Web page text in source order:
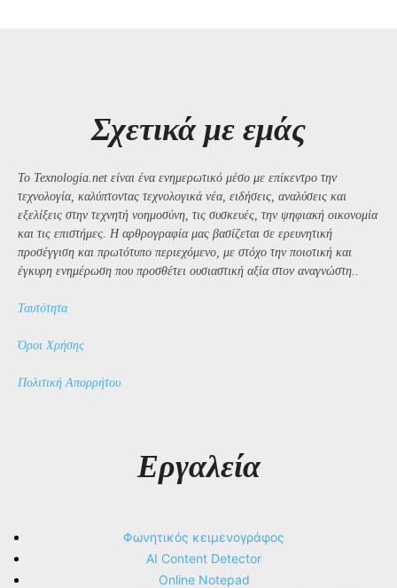
Σχετικά με εμάς
Το Texnologia.net είναι ένα ενημερωτικό μέσο με επίκεντρο την
τεχνολογία, καλύπτοντας τεχνολογικά νέα, ειδήσεις, αναλύσεις και
εξελίξεις στην τεχνητή νοημοσύνη, τις συσκευές, την ψηφιακή οικονομία
και τις επιστήμες. Η αρθρογραφία μας βασίζεται σε ερευνητική
προσέγγιση και πρωτότυπο περιεχόμενο, με στόχο την ποιοτική και
έγκυρη ενημέρωση που προσθέτει ουσιαστική αξία στον αναγνώστη..
Ταυτότητα
Όροι Χρήσης
Πολιτική Απορρήτου
Εργαλεία
Φωνητικός κειμενογράφος
AI Content Detector
Online Notepad